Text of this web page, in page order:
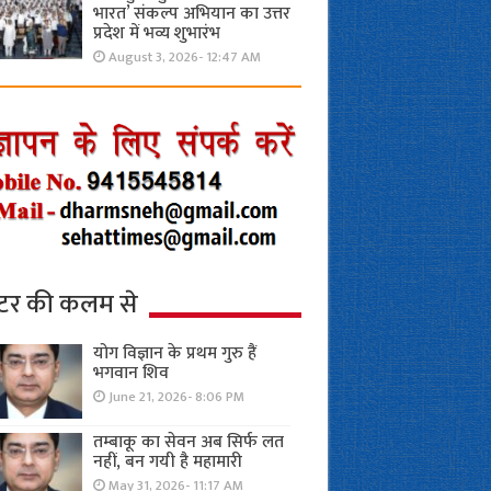
भारत’ संकल्प अभियान का उत्तर
प्रदेश में भव्य शुभारंभ
August 3, 2026- 12:47 AM
की कलम से
योग विज्ञान के प्रथम गुरु हैं
भगवान शिव
June 21, 2026- 8:06 PM
तम्बाकू का सेवन अब सिर्फ लत
नहीं, बन गयी है महामारी